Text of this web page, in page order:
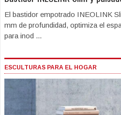
El bastidor empotrado INEOLINK
mm de profundidad, optimiza el
para inod ...
ESCULTURAS PARA EL HOGAR